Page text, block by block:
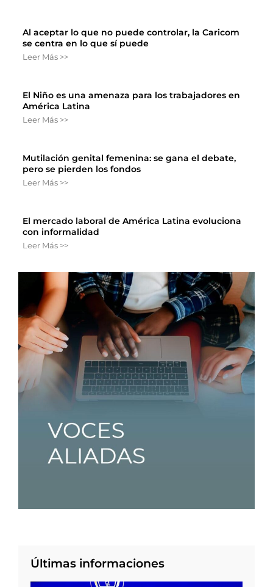
Al aceptar lo que no puede controlar, la Caricom
se centra en lo que sí puede
Leer Más >>
El Niño es una amenaza para los trabajadores en
América Latina
Leer Más >>
Mutilación genital femenina: se gana el debate,
pero se pierden los fondos
Leer Más >>
El mercado laboral de América Latina evoluciona
con informalidad
Leer Más >>
Últimas informaciones